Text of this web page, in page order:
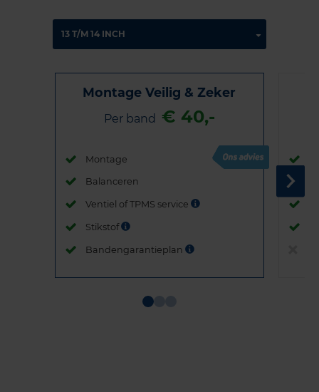
Montage Veilig & Zeker
Per band € 40,-
Montage
Balanceren
Ventiel of TPMS service
Stikstof
Bandengarantieplan